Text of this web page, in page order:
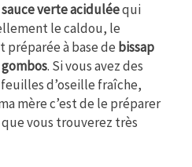
sauce verte aciduléequi
le caldou, le
à base de bissap
gombos. Si vous avez des
d’oseille fraîche,
mère c’est de le préparer
vous trouverez très